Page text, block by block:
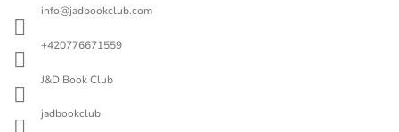
info@jadbookclub.com
+420776671559
J&D Book Club
jadbookclub